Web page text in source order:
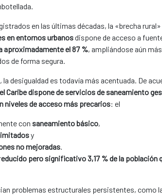
en las últimas décadas, la «brecha
en entornos urbanosdispone de acceso a
aproximadamente el 87 %, ampliándose aún
de forma segura.
desigualdad es todavía más acentuada. De
Caribe dispone de servicios de saneamiento
niveles de acceso más precarios: el
con saneamiento básico,
y
no mejoradas.
educido pero significativo 3,17 % de la población
problemas estructurales persistentes, como